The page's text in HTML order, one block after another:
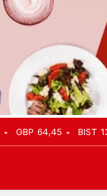
GBP 64,45 BIST